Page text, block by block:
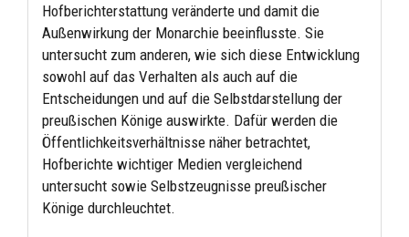
Hofberichterstattung veränderte und damit die
Außenwirkung der Monarchie beeinflusste. Sie
untersucht zum anderen, wie sich diese Entwicklung
sowohl auf das Verhalten als auch auf die
Entscheidungen und auf die Selbstdarstellung der
preußischen Könige auswirkte. Dafür werden die
Öffentlichkeitsverhältnisse näher betrachtet,
Hofberichte wichtiger Medien vergleichend
untersucht sowie Selbstzeugnisse preußischer
Könige durchleuchtet.